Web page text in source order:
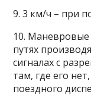
9. 3 км/ч – при
10.
путях
сигналах с
там, где его
поездного